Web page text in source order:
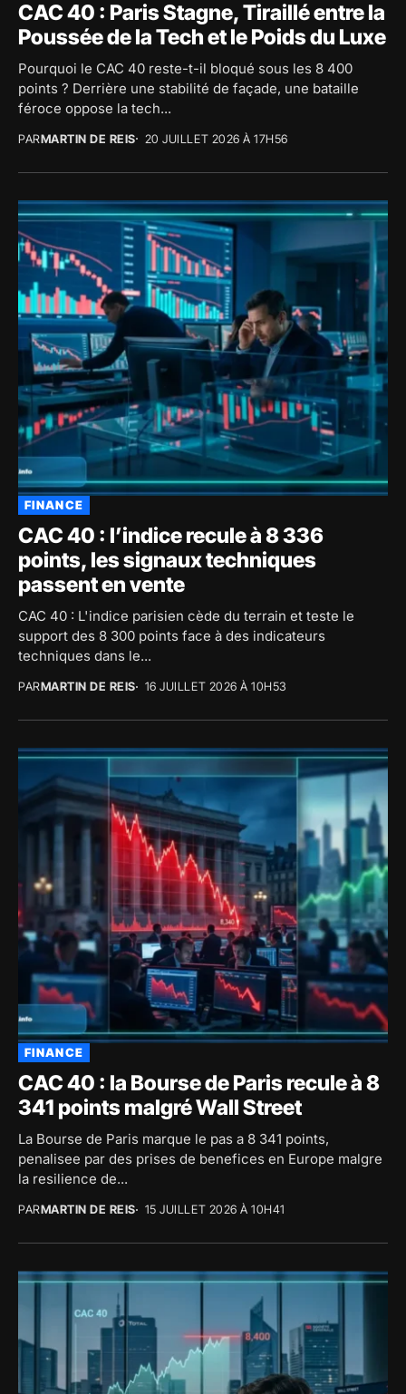
CAC 40 : Paris Stagne, Tiraillé entre la
Poussée de la Tech et le Poids du Luxe
Pourquoi le CAC 40 reste-t-il bloqué sous les 8 400
points ? Derrière une stabilité de façade, une bataille
féroce oppose la tech...
PARMARTIN DE REIS 20 JUILLET 2026 À 17H56
FINANCE
CAC 40 : l’indice recule à 8 336
points, les signaux techniques
passent en vente
CAC 40 : L'indice parisien cède du terrain et teste le
support des 8 300 points face à des indicateurs
techniques dans le...
PARMARTIN DE REIS 16 JUILLET 2026 À 10H53
FINANCE
CAC 40 : la Bourse de Paris recule à 8
341 points malgré Wall Street
La Bourse de Paris marque le pas a 8 341 points,
penalisee par des prises de benefices en Europe malgre
la resilience de...
PARMARTIN DE REIS 15 JUILLET 2026 À 10H41